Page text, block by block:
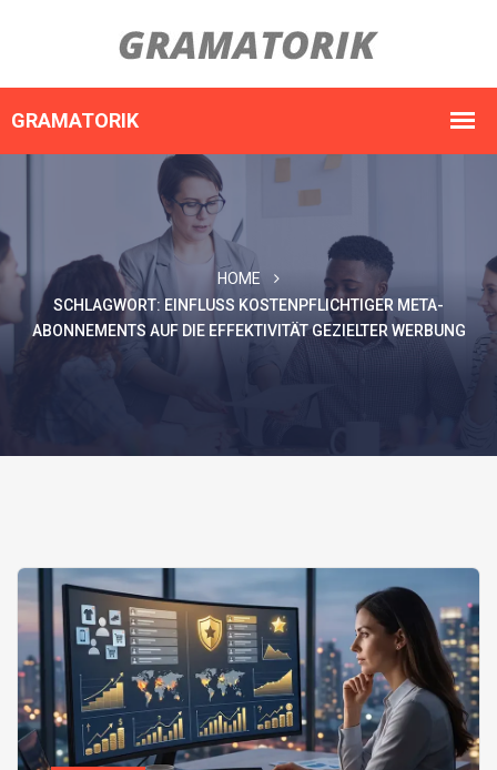
HOME
SCHLAGWORT: EINFLUSS KOSTENPFLICHTIGER META-
ABONNEMENTS AUF DIE EFFEKTIVITÄT GEZIELTER WERBUNG